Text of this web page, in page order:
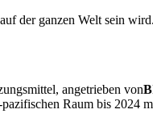
der ganzen Welt sein wird.
angetrieben von
Raum bis 2024